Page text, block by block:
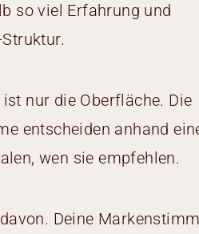
so viel Erfahrung und
nur die Oberfläche. Die
entscheiden anhand
wen sie empfehlen.
Deine